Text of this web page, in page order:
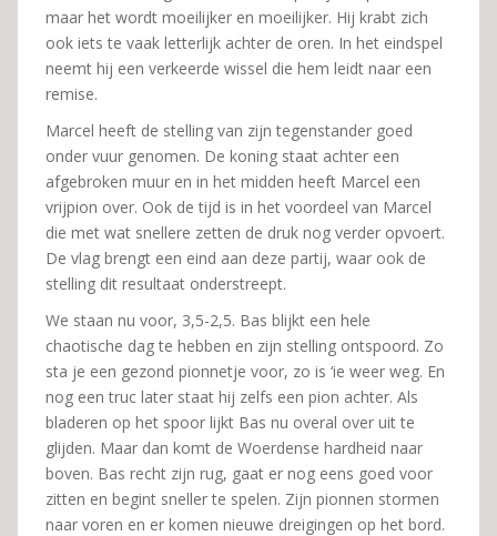
maar het wordt moeilijker en moeilijker. Hij krabt zich
ook iets te vaak letterlijk achter de oren. In het eindspel
neemt hij een verkeerde wissel die hem leidt naar een
remise.
Marcel heeft de stelling van zijn tegenstander goed
onder vuur genomen. De koning staat achter een
afgebroken muur en in het midden heeft Marcel een
vrijpion over. Ook de tijd is in het voordeel van Marcel
die met wat snellere zetten de druk nog verder opvoert.
De vlag brengt een eind aan deze partij, waar ook de
stelling dit resultaat onderstreept.
We staan nu voor, 3,5-2,5. Bas blijkt een hele
chaotische dag te hebben en zijn stelling ontspoord. Zo
sta je een gezond pionnetje voor, zo is ‘ie weer weg. En
nog een truc later staat hij zelfs een pion achter. Als
bladeren op het spoor lijkt Bas nu overal over uit te
glijden. Maar dan komt de Woerdense hardheid naar
boven. Bas recht zijn rug, gaat er nog eens goed voor
zitten en begint sneller te spelen. Zijn pionnen stormen
naar voren en er komen nieuwe dreigingen op het bord.